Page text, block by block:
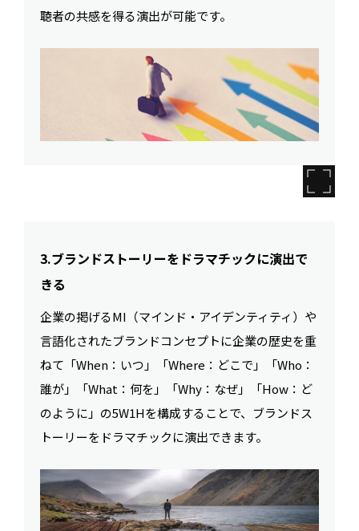
聴者の共感を得る演出が可能です。
3.ブランドストーリーをドラマチックに演出で
きる
企業の掲げるMI（マインド・アイデンティティ）や
言語化されたブランドコンセプトに企業の歴史を重
ねて「When：いつ」「Where：どこで」「Who：
誰が」「What：何を」「Why：なぜ」「How：ど
のように」の5W1Hを構成することで、ブランドス
トーリーをドラマチックに演出できます。